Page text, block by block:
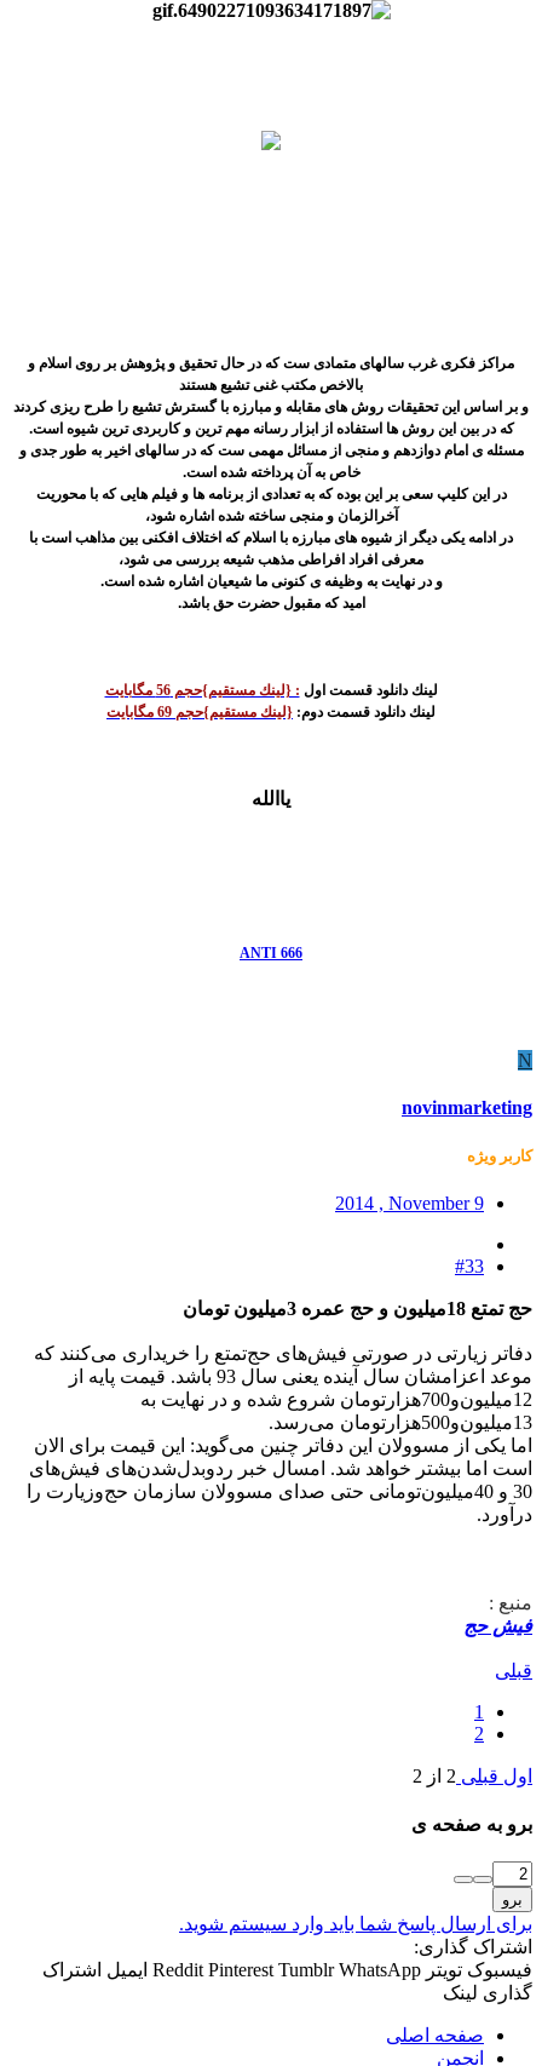
مراکز فکری غرب سالهای متمادی ست که در حال تحقیق و پژوهش بر روی اسلام و
بالاخص مکتب غنی تشیع هستند
و بر اساس این تحقیقات روش های مقابله و مبارزه با گسترش تشیع را طرح ریزی کردند
که در بین این روش ها استفاده از ابزار رسانه مهم ترین و کاربردی ترین شیوه است.
مسئله ی امام دوازدهم و منجی از مسائل مهمی ست که در سالهای اخیر به طور جدی و
خاص به آن پرداخته شده است.
در این کلیپ سعی بر این بوده که به تعدادی از برنامه ها و فیلم هایی که با محوریت
آخرالزمان و منجی ساخته شده اشاره شود،
در ادامه یکی دیگر از شیوه های مبارزه با اسلام که اختلاف افکنی بین مذاهب است با
معرفی افراد افراطی مذهب شیعه بررسی می شود،
و در نهایت به وظیفه ی کنونی ما شیعیان اشاره شده است.
امید که مقبول حضرت حق باشد.
لينك دانلود قسمت اول: {لينك مستقيم}حجم 56 مگابايت
لينك دانلود قسمت دوم:{لينك مستقيم}حجم 69 مگابايت
ياالله
ANTI 666
N
novinmarketing
کاربر ويژه
2014 , November 9
#33
حج تمتع 18‌میلیون و حج عمره 3‌میلیون تومان
دفاتر زیارتی در صورتی فیش‌های حج‌تمتع را خریداری می‌کنند که
موعد اعزامشان سال آینده یعنی سال 93 باشد. قیمت پایه از
12‌میلیون‌و700‌هزارتومان شروع شده و در نهایت به
13‌میلیون‌و500‌هزارتومان می‌رسد.
اما یکی از مسوولان این دفاتر چنین می‌گوید: این قیمت برای الان
است اما بیشتر خواهد شد. امسال خبر ردوبدل‌شدن‌های فیش‌های
30 و 40‌میلیون‌تومانی حتی صدای مسوولان سازمان حج‌وزیارت را
درآورد.
منبع :
فیش حج
قبلی
2
اول قبلی 2 از 2
برو به صفحه ی
برو
برای ارسال پاسخ شما باید وارد سیستم شوید.
اشتراک گذاری:
فیسبوک
تویتر Reddit Pinterest Tumblr WhatsApp ایمیل
اشتراک
گذاری لینک
صفحه اصلی
انجمن